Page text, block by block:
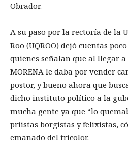
Obrador.
A su paso por la rectoría de la
Roo (UQROO) dejó cuentas
quienes señalan que al llegar
MORENA le daba por vender
postor, y bueno ahora que
dicho instituto político a la
mucha gente ya que “lo
priistas borgistas y felixistas,
emanado del tricolor.